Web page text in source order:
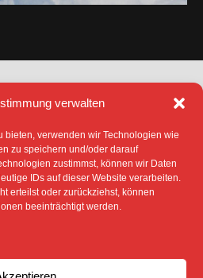
verwalten
bieten, verwenden wir Technologien wie
zu speichern und/oder darauf
zustimmst, können wir Daten
IDs auf dieser Website verarbeiten.
erteilst oder zurückziehst, können
beeinträchtigt werden.
IMPRESSUM
RICHTLINIE (EU)
BILDER UND ANDERE
GEKENNZEICHNET- DEM
ONLINE ODER WERDEN